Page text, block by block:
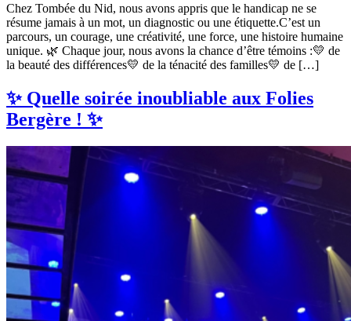
Chez Tombée du Nid, nous avons appris que le handicap ne se
résume jamais à un mot, un diagnostic ou une étiquette.C’est un
parcours, un courage, une créativité, une force, une histoire humaine
unique. 🌿 Chaque jour, nous avons la chance d’être témoins :💛 de
la beauté des différences💛 de la ténacité des familles💛 de […]
✨ Quelle soirée inoubliable aux Folies
Bergère ! ✨